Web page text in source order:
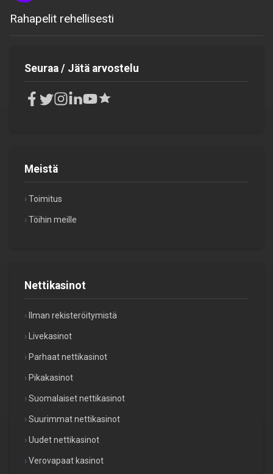
Rahapelit rehellisesti
Meistä
Toimitus
Töihin meille
Nettikasinot
Ilman rekisteröitymistä
Livekasinot
Parhaat nettikasinot
Pikakasinot
Suomalaiset nettikasinot
Suurimmat nettikasinot
Uudet nettikasinot
Verovapaat kasinot
Seuraa / Jätä arvostelu